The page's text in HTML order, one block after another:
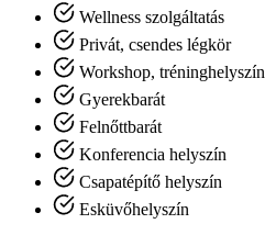
Wellness szolgáltatás
Privát, csendes légkör
Workshop, tréninghelyszín
Gyerekbarát
Felnőttbarát
Konferencia helyszín
Csapatépítő helyszín
Esküvőhelyszín